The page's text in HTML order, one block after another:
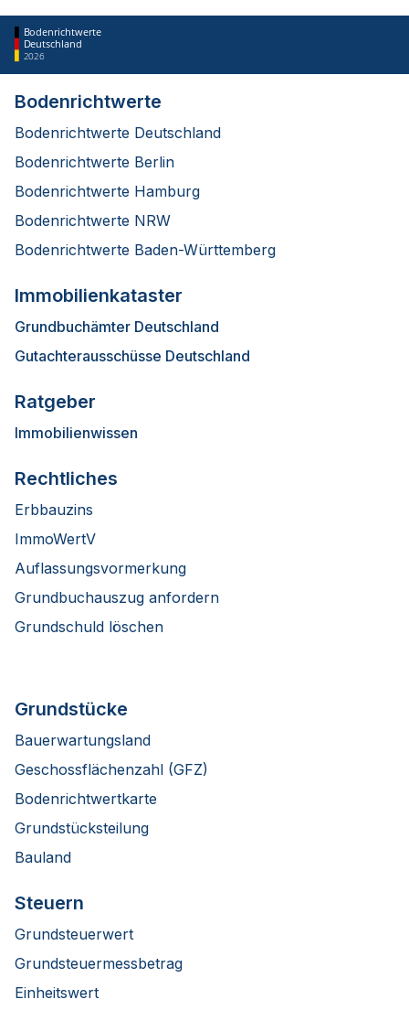
Bodenrichtwerte
Deutschland
2026
Bodenrichtwerte
Bodenrichtwerte Deutschland
Bodenrichtwerte Berlin
Bodenrichtwerte Hamburg
Bodenrichtwerte NRW
Bodenrichtwerte Baden-Württemberg
Immobilienkataster
Grundbuchämter Deutschland
Gutachterausschüsse Deutschland
Ratgeber
Immobilienwissen
Rechtliches
Erbbauzins
ImmoWertV
Auflassungsvormerkung
Grundbuchauszug anfordern
Grundschuld löschen
Grundstücke
Bauerwartungsland
Geschossflächenzahl (GFZ)
Bodenrichtwertkarte
Grundstücksteilung
Bauland
Steuern
Grundsteuerwert
Grundsteuermessbetrag
Einheitswert